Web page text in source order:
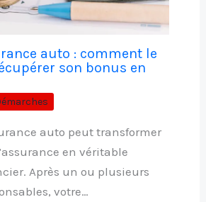
auto : comment le
son bonus en
auto peut transformer
en véritable
Après un ou plusieurs
votre…